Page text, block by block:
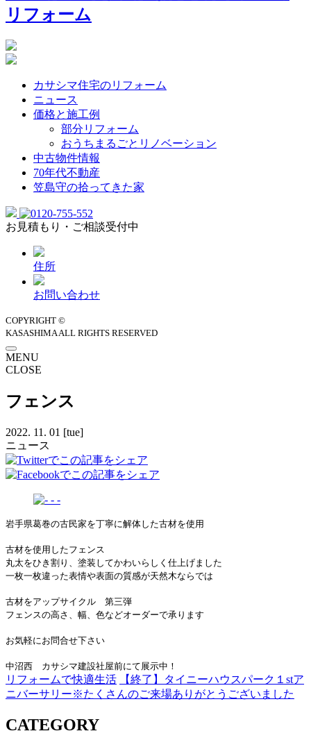
カサシマ住宅のリフォーム
ニュース
価格と施工例
部分リフォーム
おうちまるごとリノベーション
中古物件情報
70年代不動産
笠島守の拾ってきた家
お見積もり・ご相談受付中
住所
お問い合わせ
COPYRIGHT ©
KASASHIMA ALL RIGHTS RESERVED
MENU
CLOSE
フェンス
2022. 11. 01 [tue]
ニュース
岩手県葛巻の古民家を丁寧に解体した古材を使用
古材を使用したフェンス
丸太をひき割り、塗装してかわいらしく仕上げました
一枚一枚違った表情や表面の質感が天然木ならでは
古材をアップサイクル 第三弾
フェンスの高さ、幅、色などオーダーで承ります
お気軽にお問合せ下さい
中沼西 カサシマ建設社屋前にて展示中！
リフォームで快適生活
【終了】タイニーハウスパーク１stア
ニバーサリー※たくさんのご来場ありがとうございました
CATEGORY